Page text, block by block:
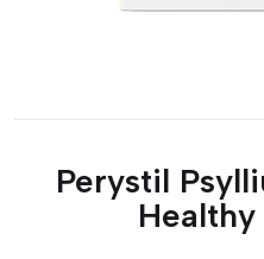
Perystil